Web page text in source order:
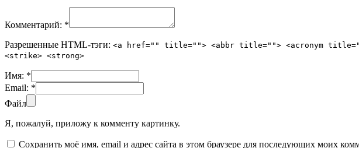
Комментарий: *
Разрешенные HTML-тэги: <a href="" title=""> <abbr title=""> <acronym
<strike> <strong>
Имя: *
Email: *
Файл
Я, пожалуй, приложу к комменту картинку.
Сохранить моё имя, email и адрес сайта в этом браузере для последующих моих